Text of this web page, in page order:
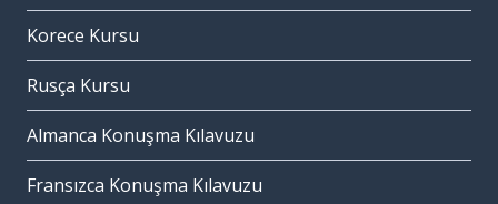
Korece Kursu
Rusça Kursu
Almanca Konuşma Kılavuzu
Fransızca Konuşma Kılavuzu